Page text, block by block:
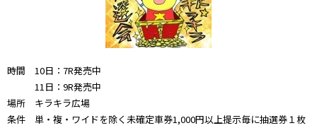
時間 10日：7R発売中
11日：9R発売中
場所 キラキラ広場
条件 単・複・ワイドを除く未確定車券1,000円以上提示毎に抽選券１枚